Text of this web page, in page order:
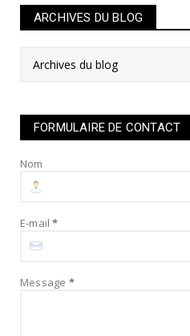
ARCHIVES DU BLOG
FORMULAIRE DE CONTACT
Nom
E-mail*
Message *